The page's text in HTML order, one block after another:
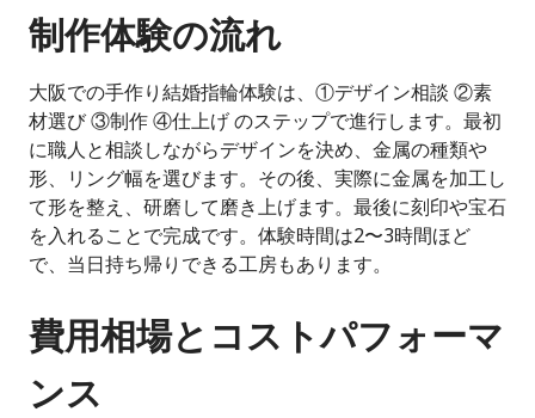
制作体験の流れ
大阪での手作り結婚指輪体験は、①デザイン相談 ②素
材選び ③制作 ④仕上げ のステップで進行します。最初
に職人と相談しながらデザインを決め、金属の種類や
形、リング幅を選びます。その後、実際に金属を加工し
て形を整え、研磨して磨き上げます。最後に刻印や宝石
を入れることで完成です。体験時間は2〜3時間ほど
で、当日持ち帰りできる工房もあります。
費用相場とコストパフォーマ
ンス